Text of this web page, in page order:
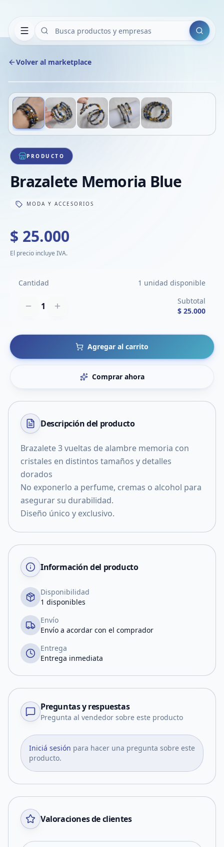
Buscar
Volver al marketplace
1/5
PRODUCTO
Brazalete Memoria Blue
MODA Y ACCESORIOS
$ 25.000
El precio incluye IVA.
Cantidad 1 unidad disponible
1
Subtotal
$ 25.000
Agregar al carrito
Comprar ahora
Descripción del producto
Brazalete 3 vueltas de alambre memoria con
cristales en distintos tamaños y detalles
dorados
No exponerlo a perfume, cremas o alcohol para
asegurar su durabilidad.
Diseño único y exclusivo.
Información del producto
Disponibilidad
1 disponibles
Envío
Envío a acordar con el comprador
Entrega
Entrega inmediata
Preguntas y respuestas
Pregunta al vendedor sobre este producto
Iniciá sesión para hacer una pregunta sobre este
producto.
Valoraciones de clientes